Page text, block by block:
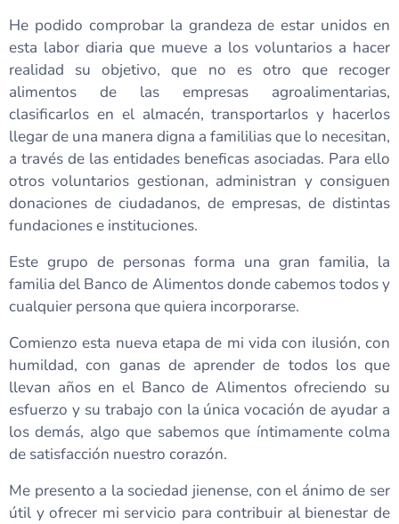
He podido comprobar la grandeza de estar unidos en
esta labor diaria que mueve a los voluntarios a hacer
realidad su objetivo, que no es otro que recoger
alimentos de las empresas agroalimentarias,
clasificarlos en el almacén, transportarlos y hacerlos
llegar de una manera digna a famililias que lo necesitan,
a través de las entidades beneficas asociadas. Para ello
otros voluntarios gestionan, administran y consiguen
donaciones de ciudadanos, de empresas, de distintas
fundaciones e instituciones.
Este grupo de personas forma una gran familia, la
familia del Banco de Alimentos donde cabemos todos y
cualquier persona que quiera incorporarse.
Comienzo esta nueva etapa de mi vida con ilusión, con
humildad, con ganas de aprender de todos los que
llevan años en el Banco de Alimentos ofreciendo su
esfuerzo y su trabajo con la única vocación de ayudar a
los demás, algo que sabemos que íntimamente colma
de satisfacción nuestro corazón.
Me presento a la sociedad jienense, con el ánimo de ser
útil y ofrecer mi servicio para contribuir al bienestar de